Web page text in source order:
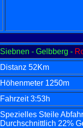
Siebnen - Gelbberg -
Distanz 52Km
Höhenmeter 1250m
Fahrzeit 3:53h
Spezielles Steile
Durchschnittlich 22%